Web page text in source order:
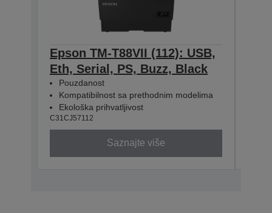
Epson TM-T88VII (112): USB,
Eth, Serial, PS, Buzz, Black
Pouzdanost
Kompatibilnost sa prethodnim modelima
Ekološka prihvatljivost
C31CJ57112
Saznajte više